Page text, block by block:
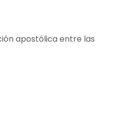
apostólica entre las